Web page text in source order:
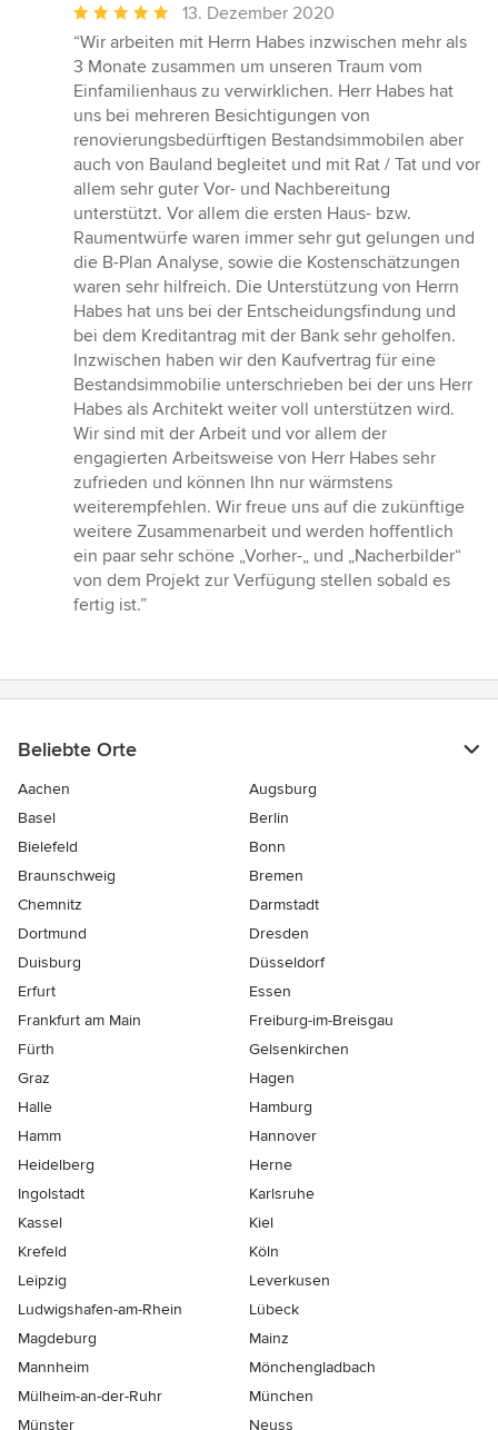
Durchschnittliche
Bewertung:
5
von
5
Sternen
13. Dezember 2020
“Wir arbeiten mit Herrn Habes inzwischen mehr als
3 Monate zusammen um unseren Traum vom
Einfamilienhaus zu verwirklichen. Herr Habes hat
uns bei mehreren Besichtigungen von
renovierungsbedürftigen Bestandsimmobilen aber
auch von Bauland begleitet und mit Rat / Tat und vor
allem sehr guter Vor- und Nachbereitung
unterstützt. Vor allem die ersten Haus- bzw.
Raumentwürfe waren immer sehr gut gelungen und
die B-Plan Analyse, sowie die Kostenschätzungen
waren sehr hilfreich. Die Unterstützung von Herrn
Habes hat uns bei der Entscheidungsfindung und
bei dem Kreditantrag mit der Bank sehr geholfen.
Inzwischen haben wir den Kaufvertrag für eine
Bestandsimmobilie unterschrieben bei der uns Herr
Habes als Architekt weiter voll unterstützen wird.
Wir sind mit der Arbeit und vor allem der
engagierten Arbeitsweise von Herr Habes sehr
zufrieden und können Ihn nur wärmstens
weiterempfehlen. Wir freue uns auf die zukünftige
weitere Zusammenarbeit und werden hoffentlich
ein paar sehr schöne „Vorher-„ und „Nacherbilder“
von dem Projekt zur Verfügung stellen sobald es
fertig ist.”
Beliebte Orte
Aachen
Augsburg
Basel
Berlin
Bielefeld
Bonn
Braunschweig
Bremen
Chemnitz
Darmstadt
Dortmund
Dresden
Duisburg
Düsseldorf
Erfurt
Essen
Frankfurt am Main
Freiburg-im-Breisgau
Fürth
Gelsenkirchen
Graz
Hagen
Halle
Hamburg
Hamm
Hannover
Heidelberg
Herne
Ingolstadt
Karlsruhe
Kassel
Kiel
Krefeld
Köln
Leipzig
Leverkusen
Ludwigshafen-am-Rhein
Lübeck
Magdeburg
Mainz
Mannheim
Mönchen­gladbach
Mülheim-an-der-Ruhr
München
Münster
Neuss